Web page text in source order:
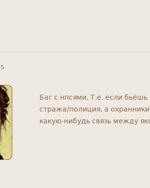
Баг с нпсями. Т.е. если бьёшь
стража/полиция, а
какую-нибудь связь между